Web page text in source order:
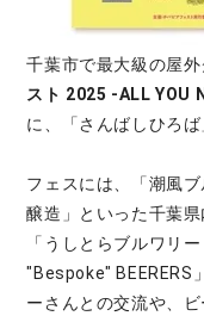
千葉市で最大級の屋
スト 2025 -ALL YOU
に、「さんばしひろば
フェスには、「潮風
醸造」といった千葉
「うしとらブルワリ
"Bespoke" BEERERS
ーさんとの交流や、